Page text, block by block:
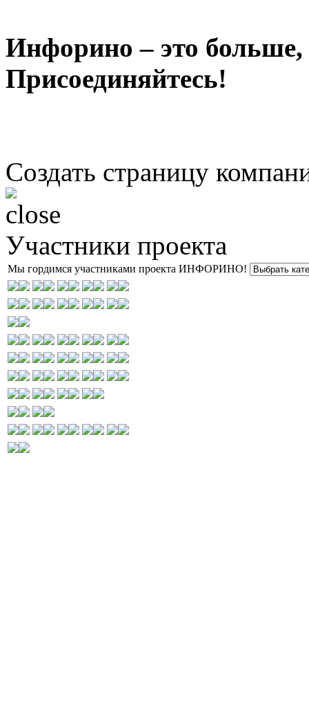
Инфорино – это
Присоединяйтесь!
Создать страницу
Участники проекта
Мы гордимся участниками проекта ИНФОРИНО!